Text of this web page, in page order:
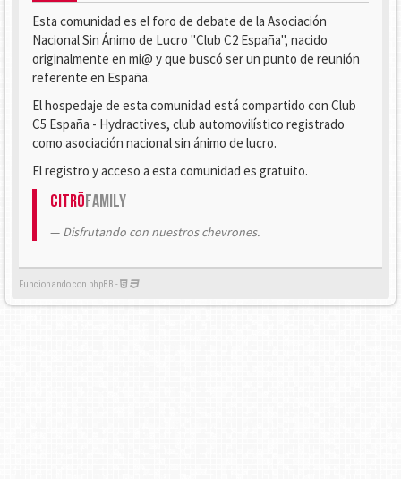
Esta comunidad es el foro de debate de la Asociación
Nacional Sin Ánimo de Lucro "Club C2 España", nacido
originalmente en mi@ y que buscó ser un punto de reunión
referente en España.
El hospedaje de esta comunidad está compartido con Club
C5 España - Hydractives, club automovilístico registrado
como asociación nacional sin ánimo de lucro.
El registro y acceso a esta comunidad es gratuito.
CitröFamily
Disfrutando con nuestros chevrones.
Funcionando con phpBB -